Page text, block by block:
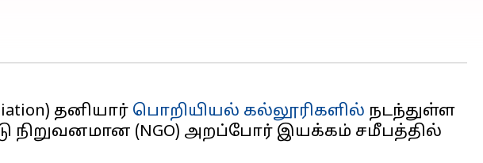
தனியார் பொறியியல் கல்லூரிகளில் நடந்துள்ள
நிறுவனமான (NGO) அறப்போர் இயக்கம் சமீபத்தில்